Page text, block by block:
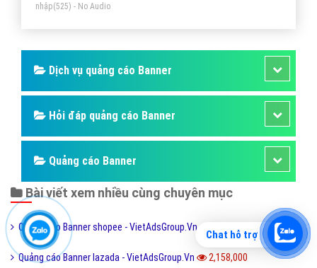
nhập(525) - No Audio
Dịch vụ quảng cáo Banner
Hỏi đáp quảng cáo Banner
Quảng cáo Banner
Bài viết xem nhiều cùng chuyên mục
Quảng cáo Banner shopee - VietAdsGroup.Vn
Quảng cáo Banner lazada - VietAdsGroup.Vn 2,158,000
Chat hỗ trợ